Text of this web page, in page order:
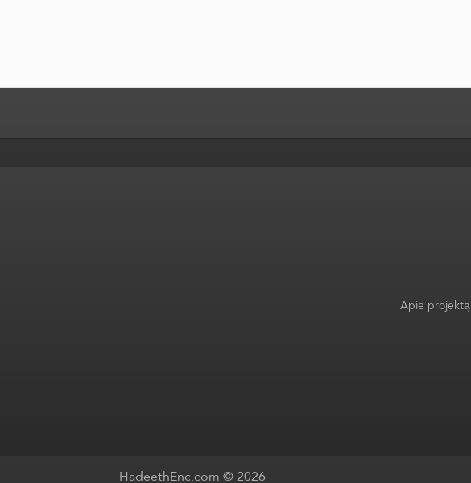
Apie projektą
HadeethEnc.com © 2026